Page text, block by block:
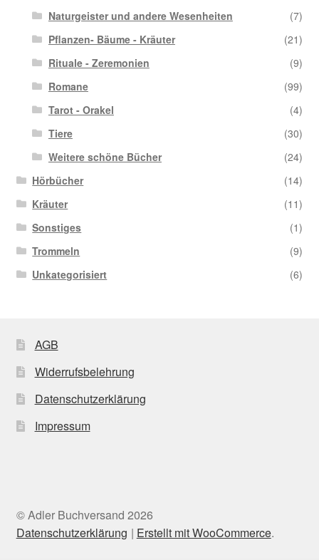
Naturgeister und andere Wesenheiten
(7)
Pflanzen- Bäume - Kräuter
(21)
Rituale - Zeremonien
(9)
Romane
(99)
Tarot - Orakel
(4)
Tiere
(30)
Weitere schöne Bücher
(24)
Hörbücher
(14)
Kräuter
(11)
Sonstiges
(1)
Trommeln
(9)
Unkategorisiert
(6)
AGB
Widerrufsbelehrung
Datenschutzerklärung
Impressum
© Adler Buchversand 2026
Datenschutzerklärung
Erstellt mit WooCommerce.